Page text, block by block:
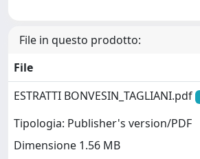
File in questo prodotto:
File
ESTRATTI BONVESIN_TAGLIANI.pdf
Tipologia: Publisher's version/PDF
Dimensione 1.56 MB